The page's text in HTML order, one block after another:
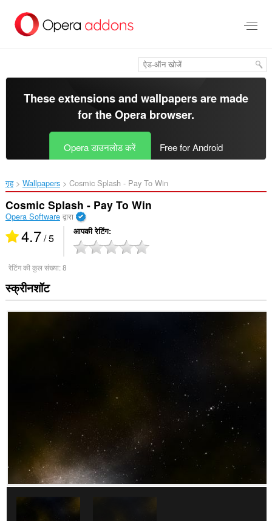
सामग्री
These extensions and wallpapers are made
for theOpera browser.
Opera डाउनलोड करें Free for Android
गृह Wallpapers Cosmic Splash - Pay To Win‎
Cosmic Splash - Pay To Win
Opera Softwareद्वारा
4.7/ 5 आपकी रेटिंग
रेटिंग की कुल संख्या:8
स्क्रीनशॉट